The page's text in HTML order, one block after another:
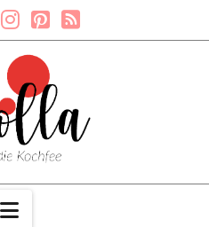
Navigation